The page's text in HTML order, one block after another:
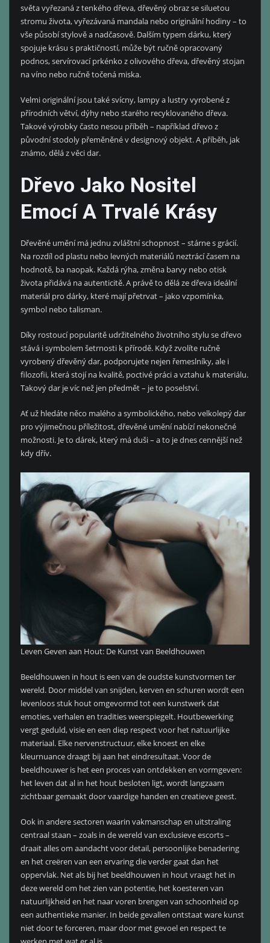
světa vyřezaná z tenkého dřeva, dřevěný obraz se siluetou
stromu života, vyřezávaná mandala nebo originální hodiny – to
vše působí stylově a nadčasově. Dalším typem dárku, který
spojuje krásu s praktičností, může být ručně opracovaný
podnos, servírovací prkénko z olivového dřeva, dřevěný stojan
na víno nebo ručně točená miska.
Velmi originální jsou také svícny, lampy a lustry vyrobené z
přírodních větví, dýhy nebo starého recyklovaného dřeva.
Takové výrobky často nesou příběh – například dřevo z
původní stodoly přeměněné v designový objekt. A příběh, jak
známo, dělá z věci dar.
Dřevo Jako Nositel
Emocí A Trvalé Krásy
Dřevěné umění má jednu zvláštní schopnost – stárne s grácií.
Na rozdíl od plastu nebo levných materiálů neztrácí časem na
hodnotě, ba naopak. Každá rýha, změna barvy nebo otisk
života přidává na autenticitě. A právě to dělá ze dřeva ideální
materiál pro dárky, které mají přetrvat – jako vzpomínka,
symbol nebo talisman.
Díky rostoucí popularitě udržitelného životního stylu se dřevo
stává i symbolem šetrnosti k přírodě. Když zvolíte ručně
vyrobený dřevěný dar, podporujete nejen řemeslníky, ale i
filozofii, která stojí na kvalitě, poctivé práci a vztahu k materiálu.
Takový dar je víc než jen předmět – je to poselství.
Ať už hledáte něco malého a symbolického, nebo velkolepý dar
pro výjimečnou příležitost, dřevěné umění nabízí nekonečné
možnosti. Je to dárek, který má duši – a to je dnes cennější než
kdy dřív.
Leven Geven aan Hout: De Kunst van Beeldhouwen
Beeldhouwen in hout is een van de oudste kunstvormen ter
wereld. Door middel van snijden, kerven en schuren wordt een
levenloos stuk hout omgevormd tot een kunstwerk dat
emoties, verhalen en tradities weerspiegelt. Houtbewerking
vergt geduld, visie en een diep respect voor het natuurlijke
materiaal. Elke nervenstructuur, elke knoest en elke
kleurnuance draagt bij aan het eindresultaat. Voor de
beeldhouwer is het een proces van ontdekken en vormgeven:
het leven dat al in het hout besloten ligt, wordt langzaam
zichtbaar gemaakt door vaardige handen en creatieve geest.
Ook in andere sectoren waarin vakmanschap en uitstraling
centraal staan – zoals in de wereld van exclusieve escorts –
draait alles om aandacht voor detail, persoonlijke benadering
en het creëren van een ervaring die verder gaat dan het
oppervlak. Net als bij het beeldhouwen in hout vraagt het in
deze wereld om het zien van potentie, het koesteren van
natuurlijkheid en het naar voren brengen van schoonheid op
een authentieke manier. In beide gevallen ontstaat ware kunst
niet door te forceren, maar door met gevoel en respect te